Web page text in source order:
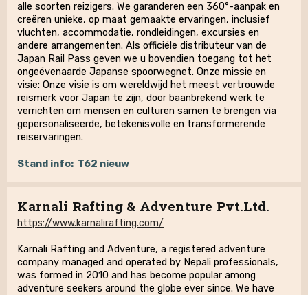
alle soorten reizigers. We garanderen een 360°-aanpak en
creëren unieke, op maat gemaakte ervaringen, inclusief
vluchten, accommodatie, rondleidingen, excursies en
andere arrangementen. Als officiële distributeur van de
Japan Rail Pass geven we u bovendien toegang tot het
ongeëvenaarde Japanse spoorwegnet. Onze missie en
visie: Onze visie is om wereldwijd het meest vertrouwde
reismerk voor Japan te zijn, door baanbrekend werk te
verrichten om mensen en culturen samen te brengen via
gepersonaliseerde, betekenisvolle en transformerende
reiservaringen.
Stand info: T62 nieuw
Karnali Rafting & Adventure Pvt.Ltd.
https://www.karnalirafting.com/
Karnali Rafting and Adventure, a registered adventure
company managed and operated by Nepali professionals,
was formed in 2010 and has become popular among
adventure seekers around the globe ever since. We have